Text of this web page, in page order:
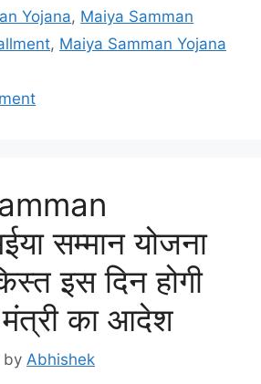
Yojana, Maiya Samman
, Maiya Samman Yojana
सम्मान योजना
इस दिन होगी
मंत्री का आदेश
by Abhishek